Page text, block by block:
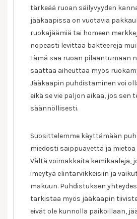
tärkeää ruoan säilyvyyden
jääkaapissa on vuotavia
ruokajäämiä tai homeen
nopeasti levittää bakteereja
Tämä saa ruoan pilaantumaan
saattaa aiheuttaa myös
Jääkaapin puhdistaminen voi
eikä se vie paljon aikaa, jos sen
säännöllisesti.
Suosittelemme käyttämään
miedosti saippuavettä ja
Vältä voimakkaita kemikaaleja,
imeytyä elintarvikkeisiin ja
makuun. Puhdistuksen
tarkistaa myös jääkaapin
eivät ole kunnolla paikoillaan,